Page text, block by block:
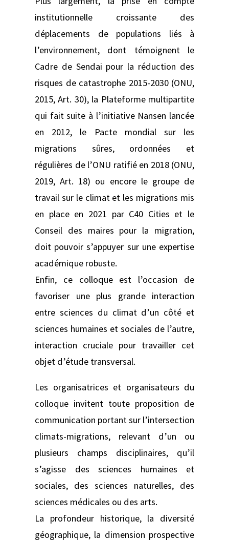
institutionnelle croissante des
déplacements de populations liés à
l’environnement, dont témoignent le
Cadre de Sendai pour la réduction des
risques de catastrophe 2015-2030 (ONU,
2015, Art. 30), la Plateforme multipartite
qui fait suite à l’initiative Nansen lancée
en 2012, le Pacte mondial sur les
migrations sûres, ordonnées et
régulières de l’ONU ratifié en 2018 (ONU,
2019, Art. 18) ou encore le groupe de
travail sur le climat et les migrations mis
en place en 2021 par C40 Cities et le
Conseil des maires pour la migration,
doit pouvoir s’appuyer sur une expertise
académique robuste.
Enfin, ce colloque est l’occasion de
favoriser une plus grande interaction
entre sciences du climat d’un côté et
sciences humaines et sociales de l’autre,
interaction cruciale pour travailler cet
objet d’étude transversal.
Les organisatrices et organisateurs du
colloque invitent toute proposition de
communication portant sur l’intersection
climats-migrations, relevant d’un ou
plusieurs champs disciplinaires, qu’il
s’agisse des sciences humaines et
sociales, des sciences naturelles, des
sciences médicales ou des arts.
La profondeur historique, la diversité
géographique, la dimension prospective